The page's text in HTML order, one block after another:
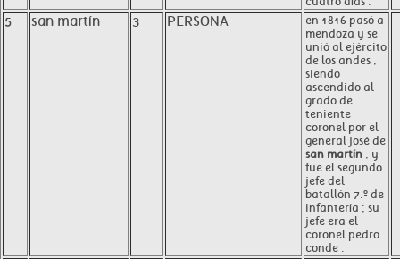
5 san martín 3 PERSONA
en 1816 pasó a
mendoza y se
unió al ejército
de los andes ,
siendo
ascendido al
grado de
teniente
coronel por el
general josé de
san martín , y
fue el segundo
jefe del
batallón 7.º de
infantería ; su
jefe era el
coronel pedro
conde .